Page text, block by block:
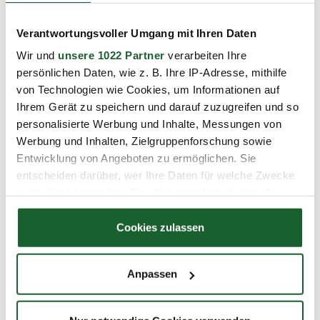
Verantwortungsvoller Umgang mit Ihren Daten
Wir und unsere 1022 Partner verarbeiten Ihre
persönlichen Daten, wie z. B. Ihre IP-Adresse, mithilfe
von Technologien wie Cookies, um Informationen auf
Ihrem Gerät zu speichern und darauf zuzugreifen und so
personalisierte Werbung und Inhalte, Messungen von
Werbung und Inhalten, Zielgruppenforschung sowie
Entwicklung von Angeboten zu ermöglichen. Sie
entscheiden darüber, wer Ihre Daten für welche Zwecke
Cookie-Erklärung oder durch Klicken auf das Privacy
Trigger Symbol ändern oder widerrufen
Informationen über Ihre geografische Lage
erfassen, welche bis auf einige Meter genau sein
können
Cookies zulassen
Anpassen
Sie haben Fragen, Anregungen oder Wünsche?
Gern beraten wir Sie persönlich, telefonisch und
per E-Mail!
Digitalisierungsmanager:in
03.11.2026
180 Unterrichtseinheiten (5 Monate)
Charlottenburg, Haus der Wirtschaft
Führung und Management Projekt- und Change
Management Medien, IT und Künstliche Intelligenz
Seminare